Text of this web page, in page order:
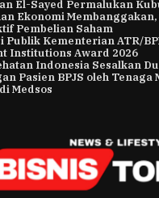
El-Sayed Permalukan
Ekonomi
Pembelian Saham
Publik Kementerian ATR/
Institutions Award 2026
Indonesia Sesalkan
Pasien BPJS oleh Tenaga
Medsos